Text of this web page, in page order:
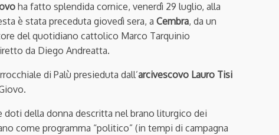
ha fatto splendida cornice, venerdì 29 luglio, alla
è stata preceduta giovedì sera, a Cembra, da un
del quotidiano cattolico Marco Tarquinio
da Diego Andreatta.
di Palù presieduta dall’arcivescovo Lauro Tisi
doti della donna descritta nel brano liturgico dei
come programma “politico” (in tempi di campagna